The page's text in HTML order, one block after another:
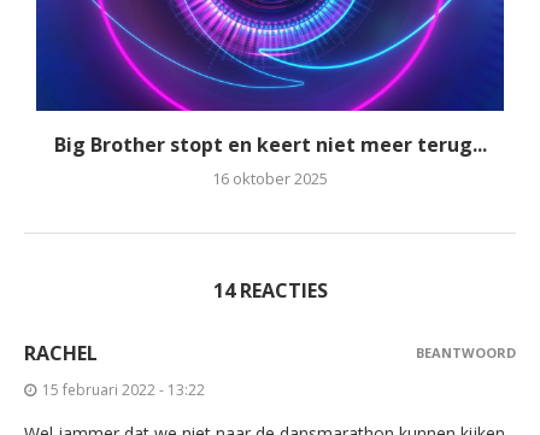
Big Brother stopt en keert niet meer terug...
16 oktober 2025
14 REACTIES
RACHEL
15 februari 2022 - 13:22
BEANTWOORD